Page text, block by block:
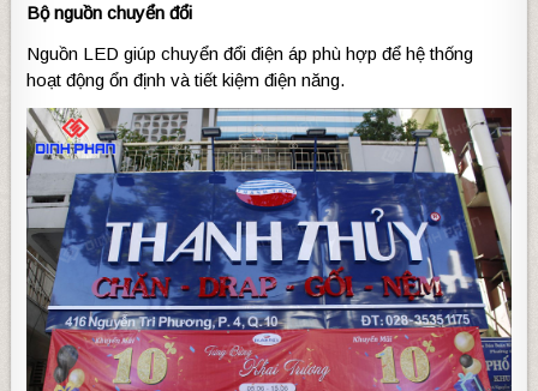
Bộ nguồn chuyển đổi
Nguồn LED giúp chuyển đổi điện áp phù hợp để hệ thống
hoạt động ổn định và tiết kiệm điện năng.